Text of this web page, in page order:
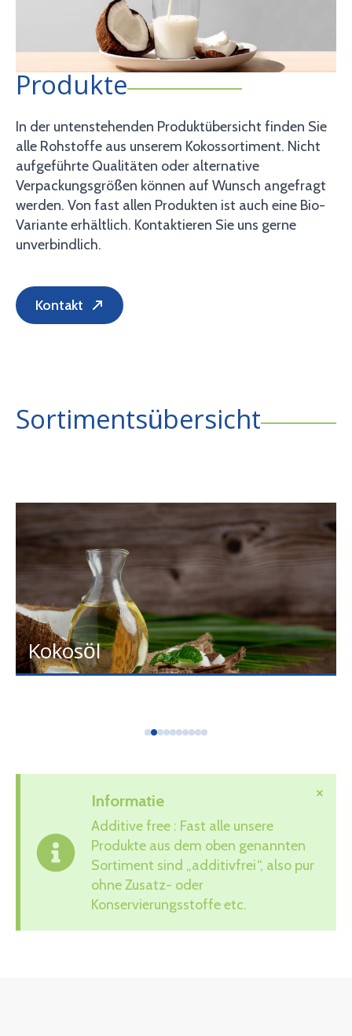
Produkte
In der untenstehenden Produktübersicht finden Sie
alle Rohstoffe aus unserem Kokossortiment. Nicht
aufgeführte Qualitäten oder alternative
Verpackungsgrößen können auf Wunsch angefragt
werden. Von fast allen Produkten ist auch eine Bio-
Variante erhältlich. Kontaktieren Sie uns gerne
unverbindlich.
Kontakt
Sortimentsübersicht
Kokosöl
Informatie
Additive free : Fast alle unsere
Produkte aus dem oben genannten
Sortiment sind „additivfrei“, also pur
ohne Zusatz- oder
Konservierungsstoffe etc.
×